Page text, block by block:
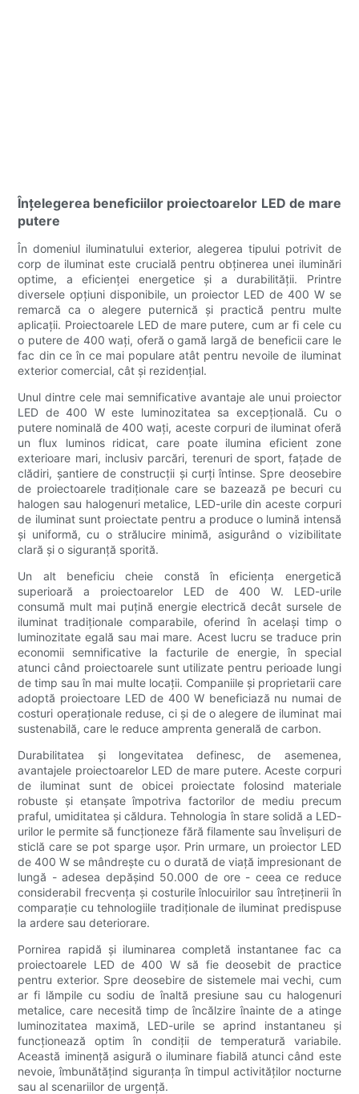
Înțelegerea beneficiilor proiectoarelor LED de mare
putere
În domeniul iluminatului exterior, alegerea tipului potrivit de
corp de iluminat este crucială pentru obținerea unei iluminări
optime, a eficienței energetice și a durabilității. Printre
diversele opțiuni disponibile, un proiector LED de 400 W se
remarcă ca o alegere puternică și practică pentru multe
aplicații. Proiectoarele LED de mare putere, cum ar fi cele cu
o putere de 400 wați, oferă o gamă largă de beneficii care le
fac din ce în ce mai populare atât pentru nevoile de iluminat
exterior comercial, cât și rezidențial.
Unul dintre cele mai semnificative avantaje ale unui proiector
LED de 400 W este luminozitatea sa excepțională. Cu o
putere nominală de 400 wați, aceste corpuri de iluminat oferă
un flux luminos ridicat, care poate ilumina eficient zone
exterioare mari, inclusiv parcări, terenuri de sport, fațade de
clădiri, șantiere de construcții și curți întinse. Spre deosebire
de proiectoarele tradiționale care se bazează pe becuri cu
halogen sau halogenuri metalice, LED-urile din aceste corpuri
de iluminat sunt proiectate pentru a produce o lumină intensă
și uniformă, cu o strălucire minimă, asigurând o vizibilitate
clară și o siguranță sporită.
Un alt beneficiu cheie constă în eficiența energetică
superioară a proiectoarelor LED de 400 W. LED-urile
consumă mult mai puțină energie electrică decât sursele de
iluminat tradiționale comparabile, oferind în același timp o
luminozitate egală sau mai mare. Acest lucru se traduce prin
economii semnificative la facturile de energie, în special
atunci când proiectoarele sunt utilizate pentru perioade lungi
de timp sau în mai multe locații. Companiile și proprietarii care
adoptă proiectoare LED de 400 W beneficiază nu numai de
costuri operaționale reduse, ci și de o alegere de iluminat mai
sustenabilă, care le reduce amprenta generală de carbon.
Durabilitatea și longevitatea definesc, de asemenea,
avantajele proiectoarelor LED de mare putere. Aceste corpuri
de iluminat sunt de obicei proiectate folosind materiale
robuste și etanșate împotriva factorilor de mediu precum
praful, umiditatea și căldura. Tehnologia în stare solidă a LED-
urilor le permite să funcționeze fără filamente sau învelișuri de
sticlă care se pot sparge ușor. Prin urmare, un proiector LED
de 400 W se mândrește cu o durată de viață impresionant de
lungă - adesea depășind 50.000 de ore - ceea ce reduce
considerabil frecvența și costurile înlocuirilor sau întreținerii în
comparație cu tehnologiile tradiționale de iluminat predispuse
la ardere sau deteriorare.
Pornirea rapidă și iluminarea completă instantanee fac ca
proiectoarele LED de 400 W să fie deosebit de practice
pentru exterior. Spre deosebire de sistemele mai vechi, cum
ar fi lămpile cu sodiu de înaltă presiune sau cu halogenuri
metalice, care necesită timp de încălzire înainte de a atinge
luminozitatea maximă, LED-urile se aprind instantaneu și
funcționează optim în condiții de temperatură variabile.
Această iminență asigură o iluminare fiabilă atunci când este
nevoie, îmbunătățind siguranța în timpul activităților nocturne
sau al scenariilor de urgență.